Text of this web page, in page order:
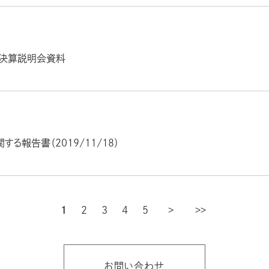
算説明会資料
する報告書（2019/11/18）
1 2 3 4 5
お問い合わせ